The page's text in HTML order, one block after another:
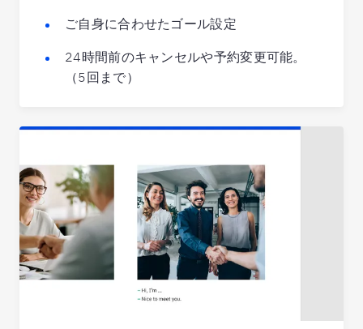
ご自身に合わせたゴール設定
24時間前のキャンセルや予約変更可能。
（5回まで）